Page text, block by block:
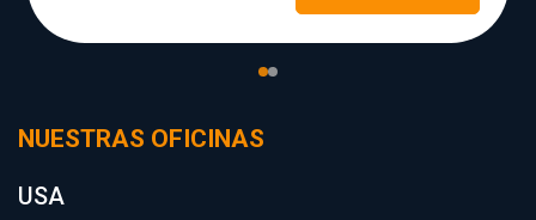
NUESTRAS OFICINAS
USA